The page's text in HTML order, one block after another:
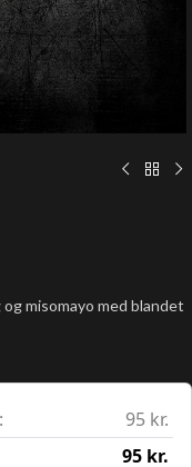
misomayo med blandet